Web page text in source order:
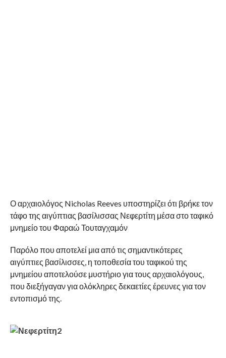
Ο αρχαιολόγος Nicholas Reeves υποστηρίζει ότι βρήκε τον
τάφο της αιγύπτιας βασίλισσας Νεφερτίτη μέσα στο ταφικό
μνημείο του Φαραώ Τουταγχαμόν
Παρόλο που αποτελεί μια από τις σημαντικότερες
αιγύπτιες βασίλισσες, η τοποθεσία του ταφικού της
μνημείου αποτελούσε μυστήριο για τους αρχαιολόγους,
που διεξήγαγαν για ολόκληρες δεκαετίες έρευνες για τον
εντοπισμό της.